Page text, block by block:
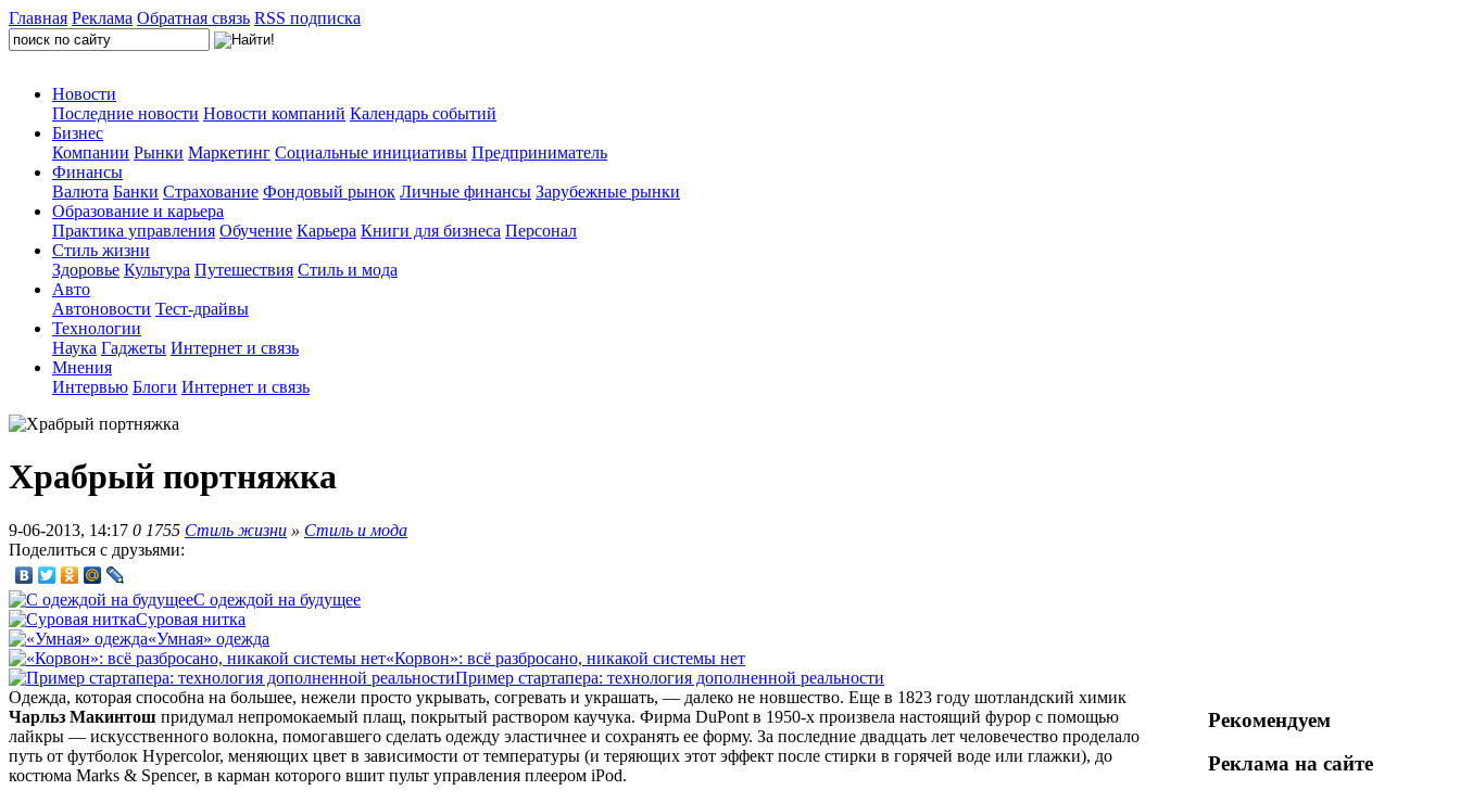
Главная Реклама Обратная связь RSS подписка
Новости
Последние новости Новости компаний Календарь событий
Бизнес
Компании Рынки Маркетинг Социальные инициативы Предприниматель
Финансы
Валюта Банки Страхование Фондовый рынок Личные финансы Зарубежные рынки
Образование и карьера
Практика управления Обучение Карьера Книги для бизнеса Персонал
Стиль жизни
Здоровье Культура Путешествия Стиль и мода
Авто
Автоновости Тест-драйвы
Технологии
Наука Гаджеты Интернет и связь
Мнения
Интервью Блоги Интернет и связь
Храбрый портняжка
9-06-2013, 14:17 0 1755 Стиль жизни » Стиль и мода
Поделиться с друзьями:
С одеждой на будущее
Суровая нитка
«Умная» одежда
«Корвон»: всё разбросано, никакой системы нет
Пример стартапера: технология дополненной реальности
Одежда, которая способна на большее, нежели просто укрывать, согревать и украшать, — далеко не новшество. Еще в 1823 году шотландский химик
Чарльз Макинтош придумал непромокаемый плащ, покрытый раствором каучука. Фирма DuPont в 1950-х произвела настоящий фурор с помощью
лайкры — искусственного волокна, помогавшего сделать одежду эластичнее и сохранять ее форму. За последние двадцать лет человечество проделало
путь от футболок Hypercolor, меняющих цвет в зависимости от температуры (и теряющих этот эффект после стирки в горячей воде или глажки), до
костюма Marks & Spencer, в карман которого вшит пульт управления плеером iPod.
Рекомендуем
Реклама на сайте